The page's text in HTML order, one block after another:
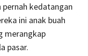
pernah kedatangan
ini anak buah
merangkap
pasar.